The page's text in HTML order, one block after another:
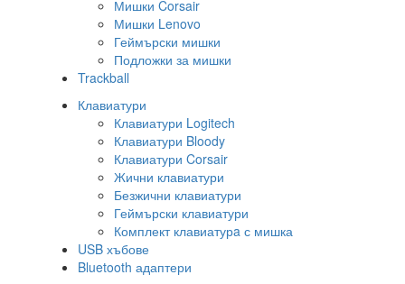
Мишки Corsair
Мишки Lenovo
Геймърски мишки
Подложки за мишки
Trackball
Клавиатури
Клавиатури Logitech
Клавиатури Bloody
Клавиатури Corsair
Жични клавиатури
Безжични клавиатури
Геймърски клавиатури
Комплект клавиатурa с мишка
USB хъбове
Bluetooth адаптери